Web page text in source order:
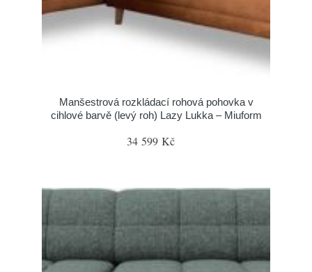
Manšestrová rozkládací rohová pohovka v
cihlové barvě (levý roh) Lazy Lukka – Miuform
34 599 Kč